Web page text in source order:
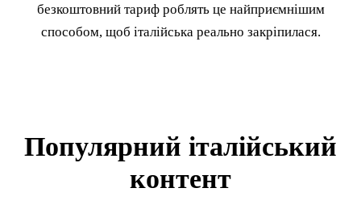
безкоштовний тариф роблять це найприємнішим
способом, щоб італійська реально закріпилася.
Популярний італійський
контент